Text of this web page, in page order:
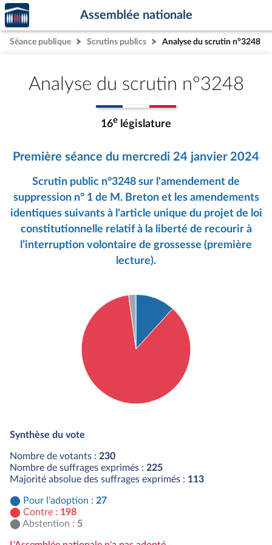
Aller au contenu
Aller en bas de la page
Accèder
à la
page
d'accueil
Assemblée nationale
Séance publique Scrutins publics Analyse du scrutin n°3248
Analyse du scrutin n°3248
16e législature
Première séance du mercredi 24 janvier 2024
Scrutin public n°3248 sur l'amendement de
suppression n° 1 de M. Breton et les amendements
identiques suivants à l'article unique du projet de loi
constitutionnelle relatif à la liberté de recourir à
l’interruption volontaire de grossesse (première
lecture).
Synthèse du vote
Nombre de votants : 230
Nombre de suffrages exprimés : 225
Majorité absolue des suffrages exprimés : 113
Pour l'adoption : 27
Contre : 198
Abstention : 5